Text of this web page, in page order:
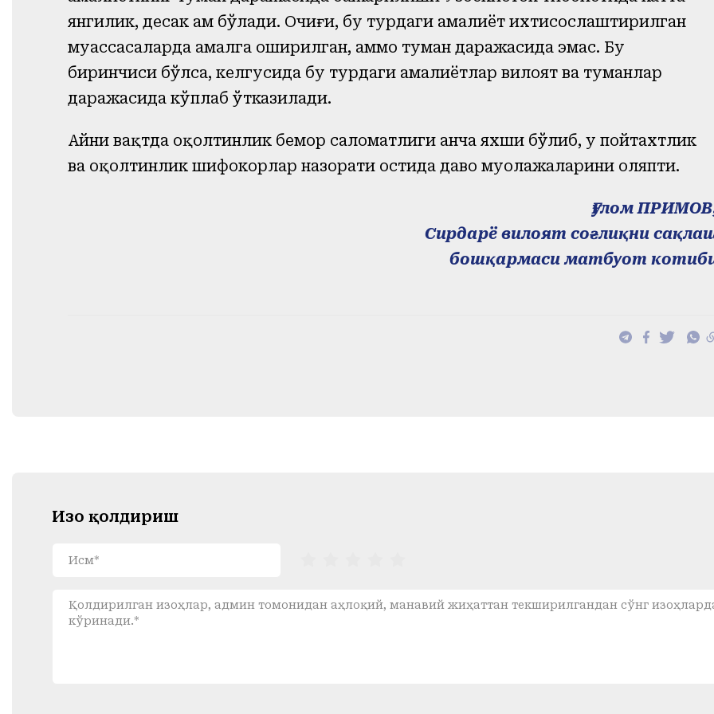
янгилик, десак ҳам бўлади. Очиғи, бу турдаги амалиёт ихтисослаштирилган
муассасаларда амалга оширилган, аммо туман даражасида эмас. Бу
биринчиси бўлса, келгусида бу турдаги амалиётлар вилоят ва туманлар
даражасида кўплаб ўтказилади.
Айни вақтда оқолтинлик бемор саломатлиги анча яхши бўлиб, у пойтахтлик
ва оқолтинлик шифокорлар назорати остида даво муолажаларини оляпти.
Ғулом
Сирдарё вилоят соғлиқни
бошқармаси матбуот
Изоҳ қолдириш